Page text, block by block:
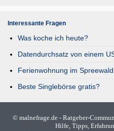
Interessante Fragen
Was koche ich heute?
Datendurchsatz von einem
Ferienwohnung im
Beste Singlebörse gratis?
© malnefrage.de - Ratgeber-
Hilfe, Tipps,